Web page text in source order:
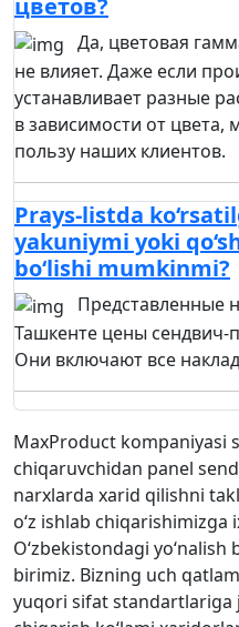
цветов?
Да, цветовая
не влияет. Даже если
устанавливает разные
в зависимости от
пользу наших клиентов.
Prays-listda
yakuniymi yoki
bo‘lishi mumkinmi?
Представленные
Ташкенте цены
Они включают все
MaxProduct kompaniyasi
chiqaruvchidan panel
narxlarda xarid qilishni
o‘z ishlab chiqarishimizga
O‘zbekistondagi yo‘nalish
birimiz. Bizning uch
yuqori sifat standartlariga